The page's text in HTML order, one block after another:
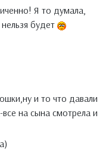
Я то думала,
будет
и то что давали
на сына смотрела и